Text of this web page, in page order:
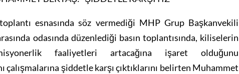
esnasında söz vermediği MHP Grup Başkanvekili
odasında düzenlediği basın toplantısında, kiliselerin
misyonerlik faaliyetleri artacağına işaret olduğunu
çalışmalarına şiddetle karşı çıktıklarını belirten Muhammet